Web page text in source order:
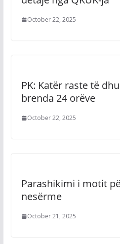
October 22, 2025
PK: Katër raste të
brenda 24 orëve
October 22, 2025
Parashikimi i motit
nesërme
October 21, 2025